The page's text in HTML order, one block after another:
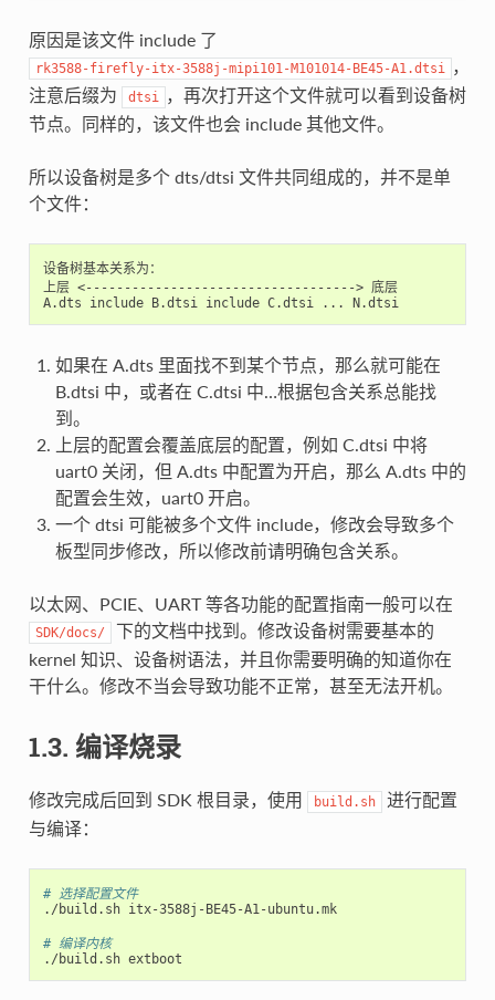
原因是该文件 include 了
rk3588-firefly-itx-3588j-mipi101-M101014-BE45-A1.dtsi ，
注意后缀为
dtsi ，再次打开这个文件就可以看到设备树
节点。同样的，该文件也会 include 其他文件。
所以设备树是多个 dts/dtsi 文件共同组成的，并不是单
个文件：
设备树基本关系为：
上层 <-----------------------------------> 底层
A.dts include B.dtsi include C.dtsi ... N.dtsi
如果在 A.dts 里面找不到某个节点，那么就可能在
B.dtsi 中，或者在 C.dtsi 中…根据包含关系总能找
到。
上层的配置会覆盖底层的配置，例如 C.dtsi 中将
uart0 关闭，但 A.dts 中配置为开启，那么 A.dts 中的
配置会生效，uart0 开启。
一个 dtsi 可能被多个文件 include，修改会导致多个
板型同步修改，所以修改前请明确包含关系。
以太网、PCIE、UART 等各功能的配置指南一般可以在
SDK/docs/
下的文档中找到。修改设备树需要基本的
kernel 知识、设备树语法，并且你需要明确的知道你在
干什么。修改不当会导致功能不正常，甚至无法开机。
1.3. 编译烧录
修改完成后回到 SDK 根目录，使用 build.sh
进行配置
与编译：
# 选择配置文件
./build.sh itx-3588j-BE45-A1-ubuntu.mk
# 编译内核